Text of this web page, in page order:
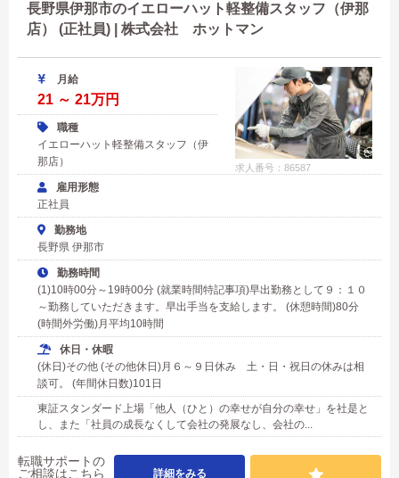
長野県伊那市のイエローハット軽整備スタッフ（伊那
店） (正社員) | 株式会社 ホットマン
求人番号：86587
月給
21 ～ 21万円
職種
イエローハット軽整備スタッフ（伊
那店）
雇用形態
正社員
勤務地
長野県 伊那市
勤務時間
(1)10時00分～19時00分 (就業時間特記事項)早出勤務として９：１０
～勤務していただきます。早出手当を支給します。 (休憩時間)80分
(時間外労働)月平均10時間
休日・休暇
(休日)その他 (その他休日)月６～９日休み 土・日・祝日の休みは相
談可。 (年間休日数)101日
東証スタンダード上場「他人（ひと）の幸せが自分の幸せ」を社是と
し、また「社員の成長なくして会社の発展なし、会社の...
転職サポートの
ご相談はこちら
詳細をみる